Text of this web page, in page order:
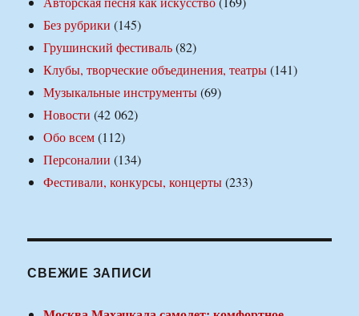
Без рубрики (145)
Грушинский фестиваль(82)
Клубы, творческие объединения, театры(141)
Музыкальные инструменты(69)
Новости (42 062)
Обо всем(112)
Персоналии (134)
Фестивали, конкурсы, концерты(233)
СВЕЖИЕ ЗАПИСИ